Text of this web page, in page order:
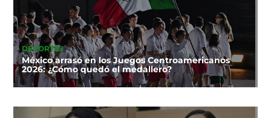
DEPORTES
México arrasó en los Juegos Centroamericanos
2026: ¿Cómo quedó el medallero?